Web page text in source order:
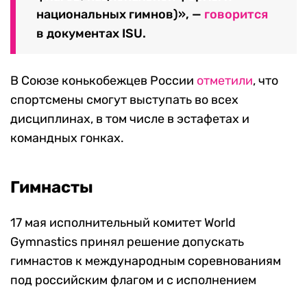
национальных гимнов)», — говорится
в документах ISU.
В Союзе конькобежцев России отметили, что
спортсмены смогут выступать во всех
дисциплинах, в том числе в эстафетах и
командных гонках.
Гимнасты
17 мая исполнительный комитет World
Gymnastics принял решение допускать
гимнастов к международным соревнованиям
под российским флагом и с исполнением